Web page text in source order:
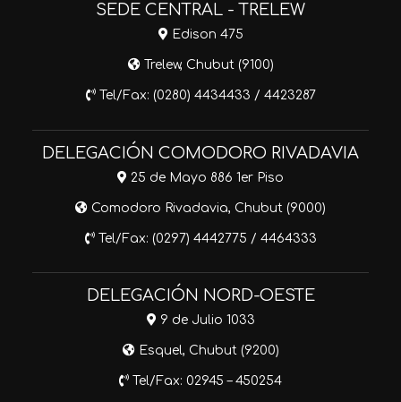
SEDE CENTRAL - TRELEW
Edison 475
Trelew, Chubut (9100)
Tel/Fax: (0280) 4434433 / 4423287
DELEGACIÓN COMODORO RIVADAVIA
25 de Mayo 886 1er Piso
Comodoro Rivadavia, Chubut (9000)
Tel/Fax: (0297) 4442775 / 4464333
DELEGACIÓN NORD-OESTE
9 de Julio 1033
Esquel, Chubut (9200)
Tel/Fax: 02945 – 450254